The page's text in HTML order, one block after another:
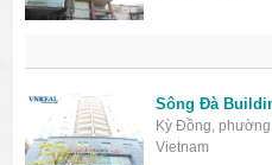
Sông Đà
Kỳ Đồng,
Vietnam